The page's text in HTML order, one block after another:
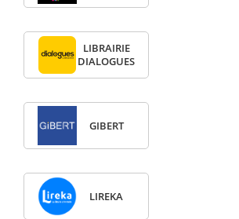
LIBRAIRIE
DIALOGUES
GIBERT
LIREKA